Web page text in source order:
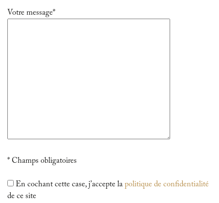
Votre message*
* Champs obligatoires
En cochant cette case, j’accepte la politique de confidentialité
de ce site